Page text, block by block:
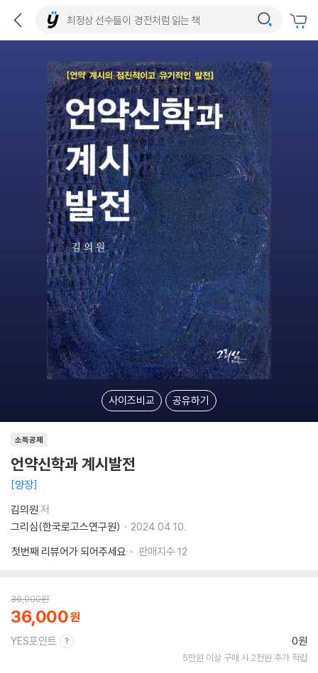
사이즈비교 공유하기
소득공제
언약신학과 계시발전
양장
김의원 저
그리심(한국로고스연구원)
2024.04.10.
첫번째 리뷰어가 되어주세요
판매지수 12
36,000원
36,000
YES포인트 0원
5만원 이상 구매 시 2천원 추가 적립